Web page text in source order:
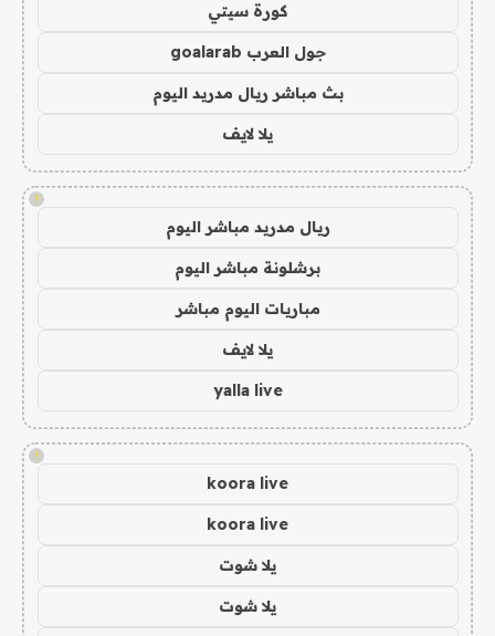
كورة سيتي
جول العرب goalarab
بث مباشر ريال مدريد اليوم
يلا لايف
!
ريال مدريد مباشر اليوم
برشلونة مباشر اليوم
مباريات اليوم مباشر
يلا لايف
yalla live
!
koora live
koora live
يلا شوت
يلا شوت